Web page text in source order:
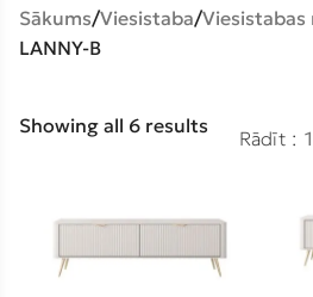
Sākums Viesistaba Viesistabas
LANNY-B
Showing all 6 results
Rādīt